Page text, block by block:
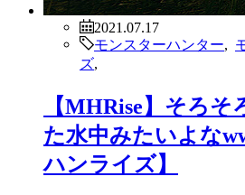
2021.07.17
モンスターハンター,
ズ,
【MHRise】PVEの